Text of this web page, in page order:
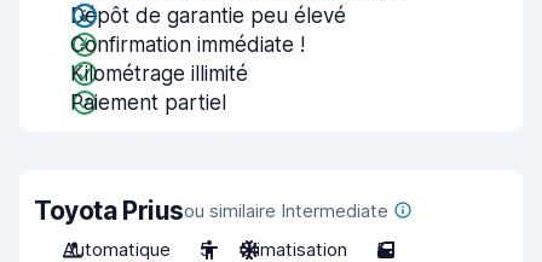
Dépôt de garantie peu élevé
Confirmation immédiate !
Kilométrage illimité
Paiement partiel
Toyota Priusou similaire Intermediate
Automatique
5 Climatisation 5